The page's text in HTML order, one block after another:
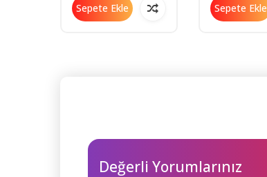
Sepete Ekle Sepete Ekle
Değerli Yorumlarınız